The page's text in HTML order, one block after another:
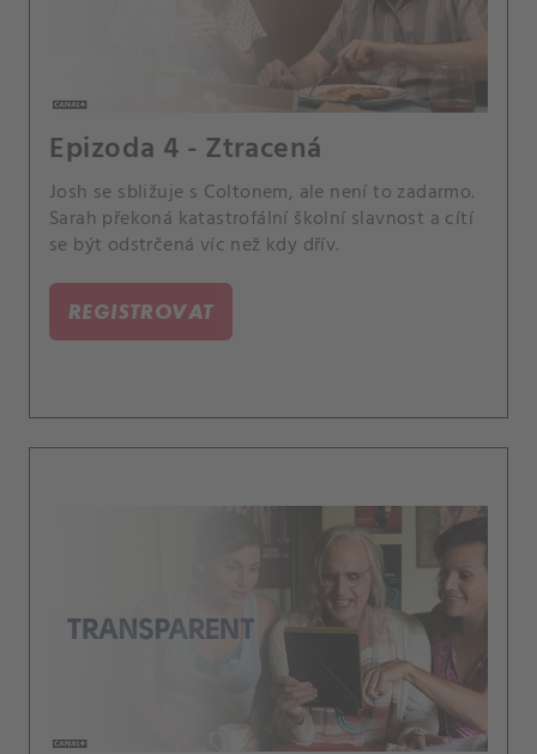
Epizoda 4 - Ztracená
Josh se sbližuje s Coltonem, ale není to zadarmo.
Sarah překoná katastrofální školní slavnost a cítí
se být odstrčená víc než kdy dřív.
REGISTROVAT